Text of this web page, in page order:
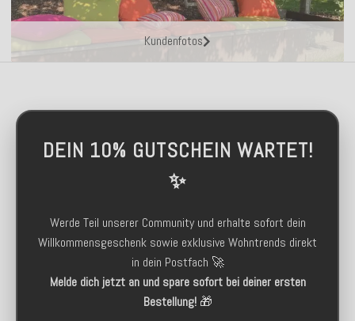
Kundenfotos
DEIN 10% GUTSCHEIN WARTET!
✨
Werde Teil unserer Community und erhalte sofort dein
Willkommensgeschenk sowie exklusive Wohntrends direkt
in dein Postfach 🚀
Melde dich jetzt an und spare sofort bei deiner ersten
Bestellung!🎁